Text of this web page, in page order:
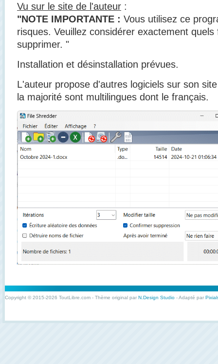
Vu sur le site de l'auteur :
"NOTE IMPORTANTE : Vous utilisez ce
risques. Veuillez considérer exactement
supprimer. "
Installation et désinstallation prévues.
L'auteur propose d'autres logiciels sur son
la majorité sont multilingues dont le français.
Copyright © 2015-2026 ToutLibre.com - Thème original par N.Design Studio - Adapté par